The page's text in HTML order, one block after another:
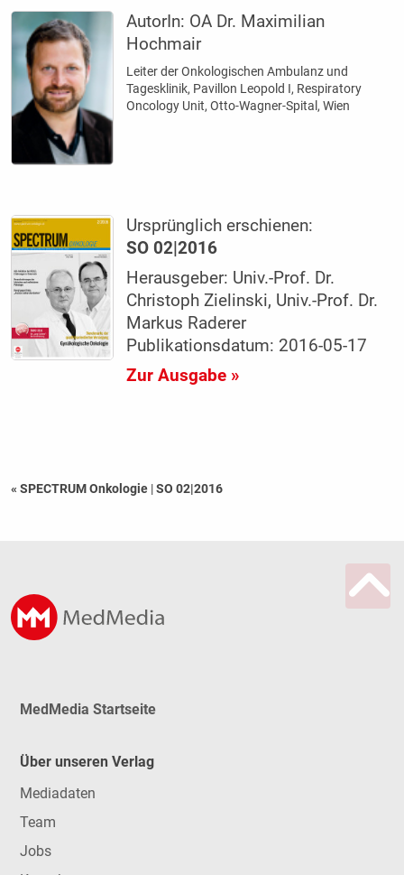
AutorIn: OA Dr. Maximilian
Hochmair
Leiter der Onkologischen Ambulanz und
Tagesklinik, Pavillon Leopold I, Respiratory
Oncology Unit, Otto-Wagner-Spital, Wien
Ursprünglich erschienen:
SO 02|2016
Herausgeber: Univ.-Prof. Dr.
Christoph Zielinski, Univ.-Prof. Dr.
Markus Raderer
Publikationsdatum: 2016-05-17
Zur Ausgabe »
« SPECTRUM Onkologie |SO 02|2016
MedMedia Startseite
Über unseren Verlag
Mediadaten
Team
Jobs